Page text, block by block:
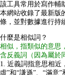
該工具常用於寫作輔
本網站收錄了最新版
條，並對數據進行持
什麼是相似詞？
相似，指類似的意思
含反義詞（因為屬於
1. 近義詞指意思相近
虛”和“謙遜”、“滿意”